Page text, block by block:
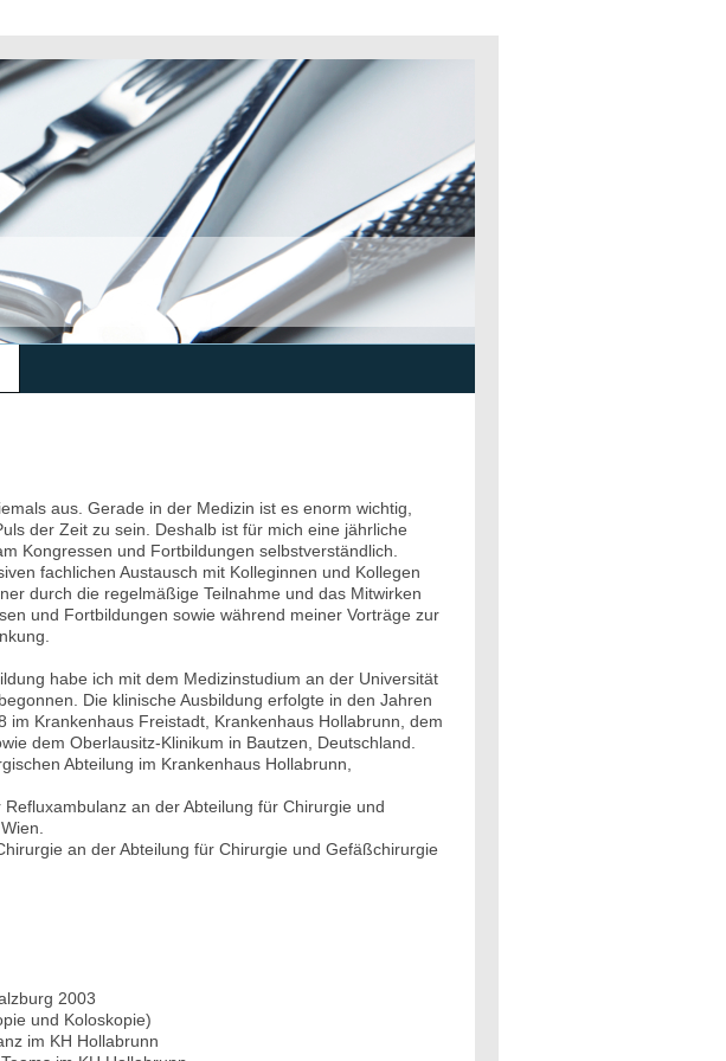
aus. Gerade in der Medizin ist es enorm wichtig,
der Zeit zu sein. Deshalb ist für mich eine jährliche
Kongressen und Fortbildungen selbstverständlich.
fachlichen Austausch mit Kolleginnen und Kollegen
durch die regelmäßige Teilnahme und das Mitwirken
und Fortbildungen sowie während meiner Vorträge zur
habe ich mit dem Medizinstudium an der Universität
Die klinische Ausbildung erfolgte in den Jahren
im Krankenhaus Freistadt, Krankenhaus Hollabrunn, dem
dem Oberlausitz-Klinikum in Bautzen, Deutschland.
Abteilung im Krankenhaus Hollabrunn,
an der Abteilung für Chirurgie und
an der Abteilung für Chirurgie und Gefäßchirurgie
2003
und Koloskopie)
im KH Hollabrunn